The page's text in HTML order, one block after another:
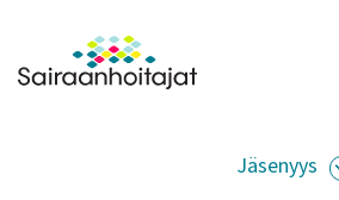
Siirry sisältöön
Etusivulle
Jäsenyys